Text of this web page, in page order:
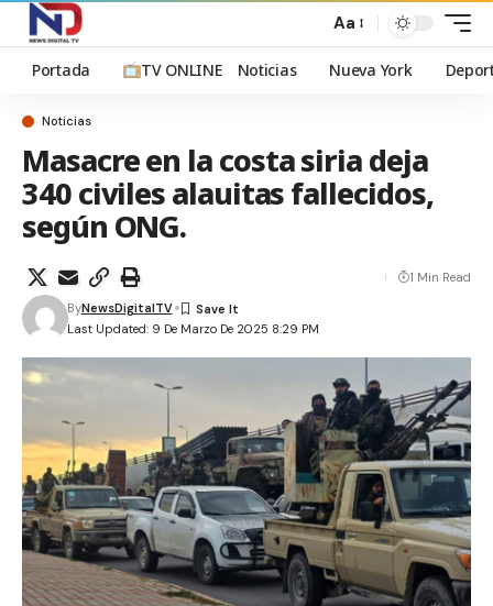
Aa
Portada TV ONLINE Noticias Nueva York
Noticias
Masacre en la costa siria deja
340 civiles alauitas fallecidos,
según ONG.
Last Updated: 9 De Marzo De 2025 8:29 PM
ByNewsDigitalTV
1 Min Read